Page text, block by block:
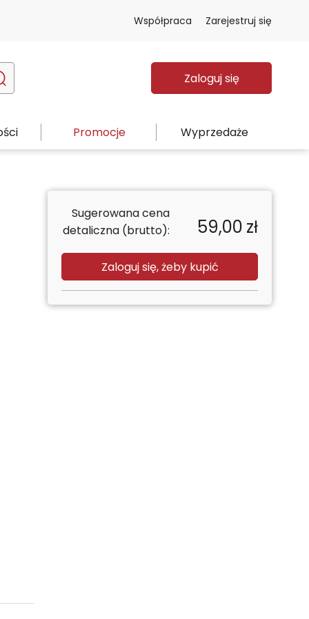
Współpraca Zarejestruj się
Zaloguj się
Promocje Wyprzedaże
Sugerowana cena
detaliczna (brutto):
59,00 zł
Zaloguj się, żeby kupić